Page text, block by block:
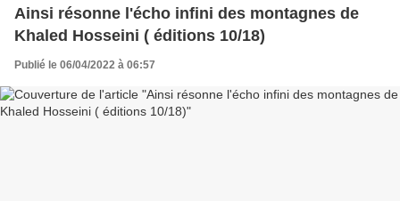
Ainsi résonne l'écho infini des montagnes de
Khaled Hosseini ( éditions 10/18)
Publié le 06/04/2022 à 06:57